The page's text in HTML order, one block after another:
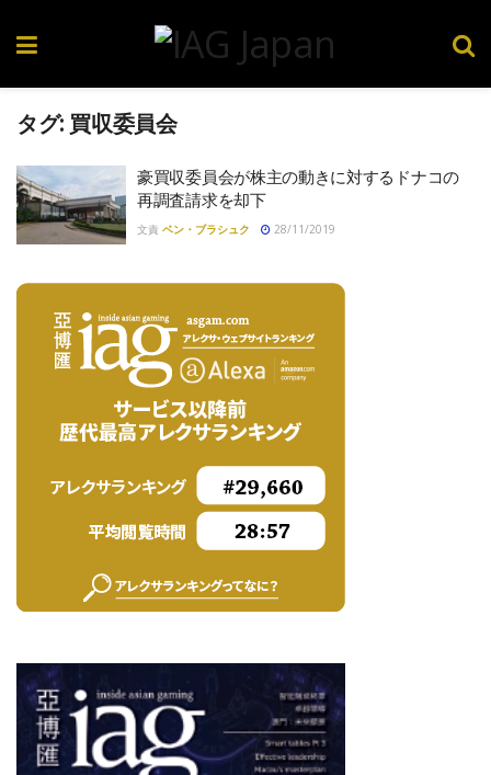
タグ: 買収委員会
豪買収委員会が株主の動きに対するドナコの
再調査請求を却下
文責 ベン・ブラシュク 28/11/2019